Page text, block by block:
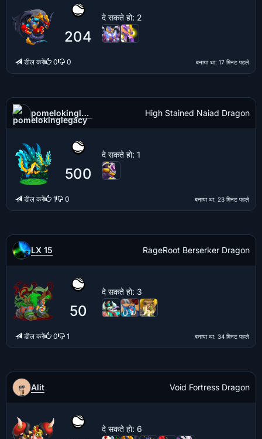
204
दे सकते हो: 2
बनाया था: 17 मिनट पहले
डील करें 0 0
pomelokinglegacy High Stained Naiad Dragon
500
दे सकते हो: 1
बनाया था: 23 मिनट पहले
डील करें 1 0
LX 15 RageRoot Berserker Dragon
50
दे सकते हो: 3
बनाया था: 34 मिनट पहले
डील करें 0 1
Alit Void Fortress Dragon
दे सकते हो: 6